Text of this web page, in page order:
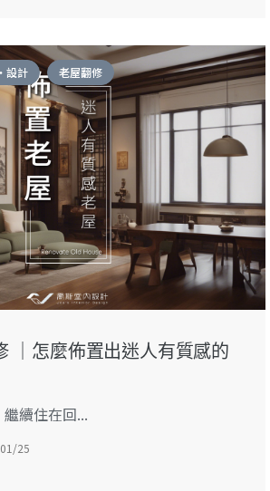
設計 老屋翻修
｜怎麼佈置出迷人有質感的
續住在回...
25